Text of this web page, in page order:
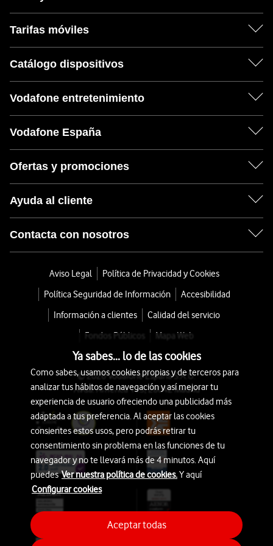
Tarifas móviles
Catálogo dispositivos
Vodafone entretenimiento
Vodafone España
Ofertas y promociones
Ayuda al cliente
Contacta con nosotros
Aviso Legal
Política de Privacidad y Cookies
Política Seguridad de Información
Accesibilidad
Información a clientes
Calidad del servicio
Fondos Públicos
Mapa Web
© 2026 Vodafone España S.A.U.
Avda. América 115, 28042 Madrid
Ya sabes... lo de las cookies
Como sabes, usamos cookies propias y de terceros para
analizar tus hábitos de navegación y así mejorar tu
experiencia de usuario ofreciendo una publicidad más
adaptada a tus preferencia. Al aceptar las cookies
consientes estos usos, pero podrás retirar tu
consentimiento sin problema en las funciones de tu
navegador y no te llevará más de 4 minutos. Aquí
puedesVer nuestra política de cookies.Y aquí
Configurar cookies
Aceptar todas